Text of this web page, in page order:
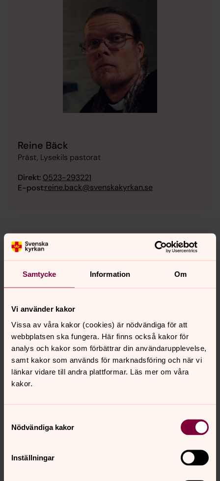
Samtycke Information Om
Vi använder kakor
Vissa av våra kakor (cookies) är nödvändiga för att
webbplatsen ska fungera. Här finns också kakor för
analys och kakor som förbättrar din användarupplevelse,
samt kakor som används för marknadsföring och när vi
länkar vidare till andra plattformar. Läs mer om våra
kakor.
Nödvändiga kakor
Inställningar
Reine Bäck
Präst, Lysekils pastorat
Direkt: 0523-293221
E-post:reine.back@svenskakyrkan.se
Ingela Sjömar Andersson